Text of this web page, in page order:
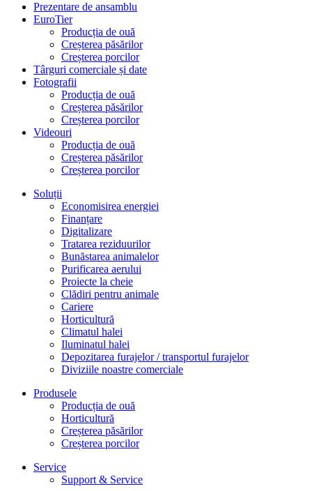
Prezentare de ansamblu
EuroTier
Producția de ouă
Creșterea păsărilor
Creșterea porcilor
Târguri comerciale și date
Fotografii
Producția de ouă
Creșterea păsărilor
Creșterea porcilor
Videouri
Producția de ouă
Creșterea păsărilor
Creșterea porcilor
Soluții
Economisirea energiei
Finanțare
Digitalizare
Tratarea reziduurilor
Bunăstarea animalelor
Purificarea aerului
Proiecte la cheie
Clădiri pentru animale
Cariere
Horticultură
Climatul halei
Iluminatul halei
Depozitarea furajelor / transportul furajelor
Diviziile noastre comerciale
Produsele
Producția de ouă
Horticultură
Creșterea păsărilor
Creșterea porcilor
Service
Support & Service